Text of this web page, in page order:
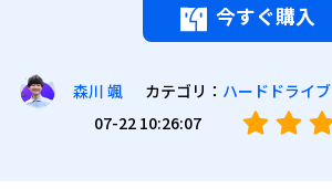
今すぐ購入
森川 颯 カテゴリ： ハードドライブ
07-22 10:26:07